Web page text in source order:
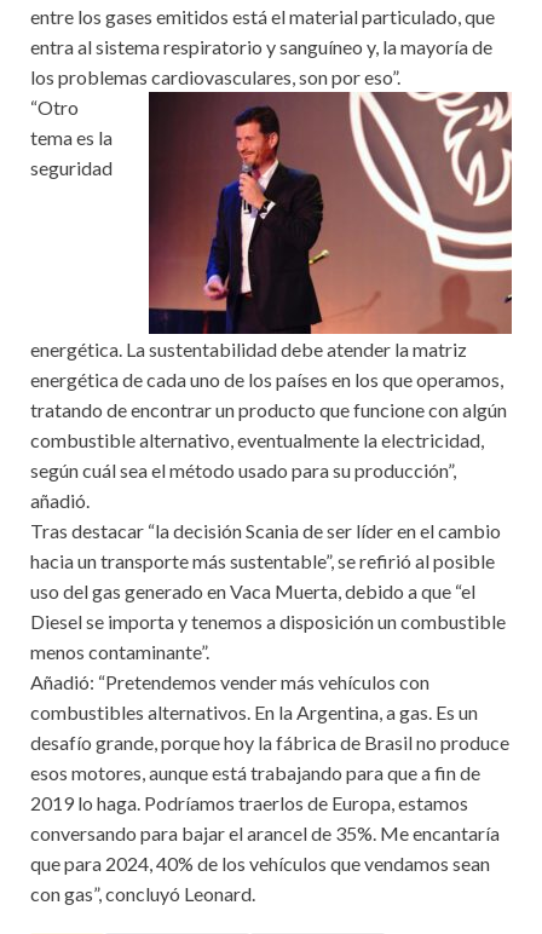
entre los gases emitidos está el material particulado, que
entra al sistema respiratorio y sanguíneo y, la mayoría de
los problemas cardiovasculares, son por eso”.
“Otro
tema es la
seguridad
energética. La sustentabilidad debe atender la matriz
energética de cada uno de los países en los que operamos,
tratando de encontrar un producto que funcione con algún
combustible alternativo, eventualmente la electricidad,
según cuál sea el método usado para su producción”,
añadió.
Tras destacar “la decisión Scania de ser líder en el cambio
hacia un transporte más sustentable”, se refirió al posible
uso del gas generado en Vaca Muerta, debido a que “el
Diesel se importa y tenemos a disposición un combustible
menos contaminante”.
Añadió: “Pretendemos vender más vehículos con
combustibles alternativos. En la Argentina, a gas. Es un
desafío grande, porque hoy la fábrica de Brasil no produce
esos motores, aunque está trabajando para que a fin de
2019 lo haga. Podríamos traerlos de Europa, estamos
conversando para bajar el arancel de 35%. Me encantaría
que para 2024, 40% de los vehículos que vendamos sean
con gas”, concluyó Leonard.